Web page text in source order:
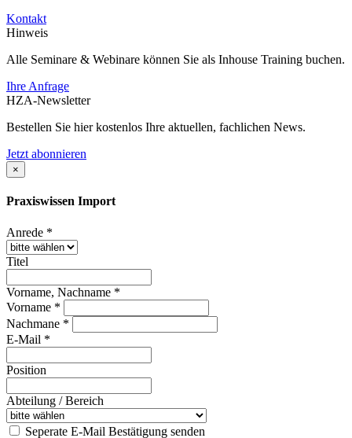
Kontakt
Hinweis
Alle Seminare & Webinare können Sie als Inhouse Training buchen.
Ihre Anfrage
HZA-Newsletter
Bestellen Sie hier kostenlos Ihre aktuellen, fachlichen News.
Jetzt abonnieren
×
Praxiswissen Import
Anrede *
Titel
Vorname, Nachname *
Vorname *
Nachmane *
E-Mail *
Position
Abteilung / Bereich
Seperate E-Mail Bestätigung senden